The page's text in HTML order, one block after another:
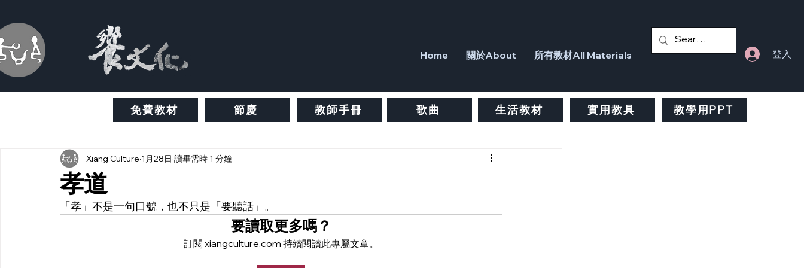
Home 關於About 所有教材All Materials 登入
免費教材 節慶 教師手冊 歌曲 生活教材 實用教具 教學用PPT
孝道
Xiang Culture 1月28日 讀畢需時 1 分鐘
「孝」不是一句口號，也不只是「要聽話」。
要讀取更多嗎？
訂閱 xiangculture.com 持續閱讀此專屬文章。